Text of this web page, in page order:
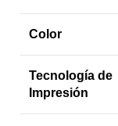
Color
Tecnología de
Impresión